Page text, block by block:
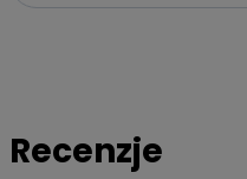
gwarantuje, że yerba
pierwszego do ostatniego
Recenzje